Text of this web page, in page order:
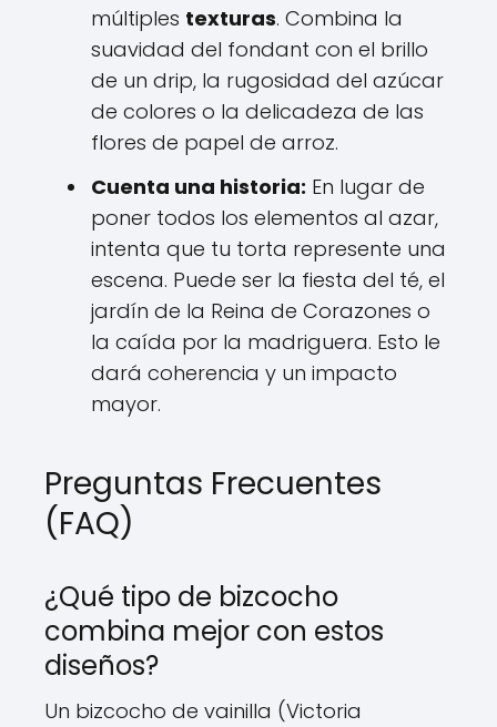
múltiples texturas. Combina la
suavidad del fondant con el brillo
de un drip, la rugosidad del azúcar
de colores o la delicadeza de las
flores de papel de arroz.
Cuenta una historia: En lugar de
poner todos los elementos al azar,
intenta que tu torta represente una
escena. Puede ser la fiesta del té, el
jardín de la Reina de Corazones o
la caída por la madriguera. Esto le
dará coherencia y un impacto
mayor.
Preguntas Frecuentes
(FAQ)
¿Qué tipo de bizcocho
combina mejor con estos
diseños?
Un bizcocho de vainilla (Victoria